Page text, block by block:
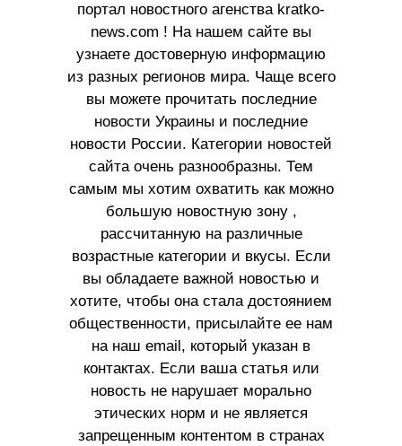
портал новостного агенства kratko-
news.com ! На нашем сайте вы
узнаете достоверную информацию
из разных регионов мира. Чаще всего
вы можете прочитать последние
новости Украины и последние
новости России. Категории новостей
сайта очень разнообразны. Тем
самым мы хотим охватить как можно
большую новостную зону ,
рассчитанную на различные
возрастные категории и вкусы. Если
вы обладаете важной новостью и
хотите, чтобы она стала достоянием
общественности, присылайте ее нам
на наш email, который указан в
контактах. Если ваша статья или
новость не нарушает морально
этических норм и не является
запрещенным контентом в странах